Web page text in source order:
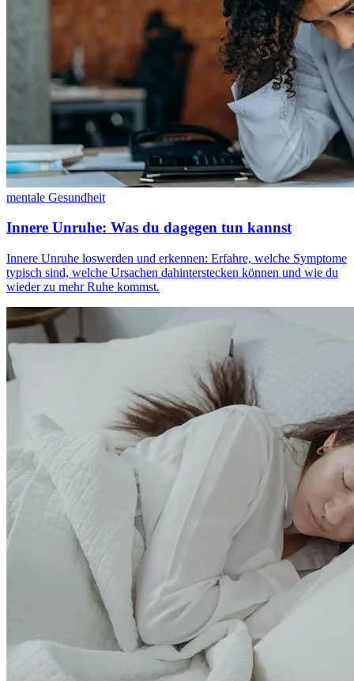
mentale Gesundheit
Innere Unruhe: Was du dagegen tun kannst
Innere Unruhe loswerden und erkennen: Erfahre, welche Symptome
typisch sind, welche Ursachen dahinterstecken können und wie du
wieder zu mehr Ruhe kommst.